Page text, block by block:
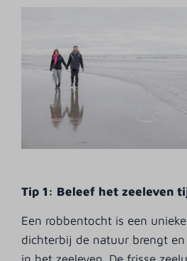
Tip 1: Beleef het zeeleven
Een robbentocht is een
dichterbij de natuur brengt